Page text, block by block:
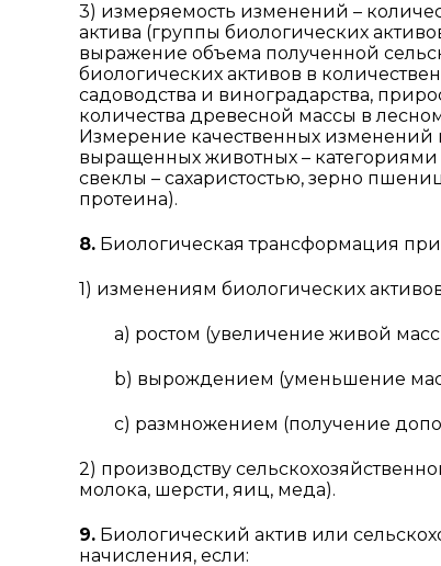
3) измеряемость изменений –
актива (группы биологических
выражение объема полученной
биологических активов в
садоводства и виноградарства,
количества древесной массы в
Измерение качественных изменений
выращенных животных – категориями
свеклы – сахаристостью, зерно
протеина).
8. Биологическая трансформация
1) изменениям биологических
a) ростом (увеличение живой
b) вырождением (уменьшение
c) размножением (получение
2) производству
молока, шерсти, яиц, меда).
9. Биологический актив или
начисления, если: